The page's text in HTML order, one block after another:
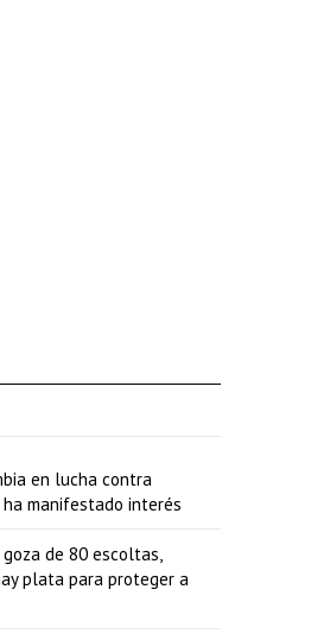
en lucha contra
ha manifestado interés
de 80 escoltas,
plata para proteger a